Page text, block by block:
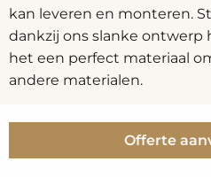
kan leveren en monteren.
dankzij ons slanke ontwerp
het een perfect materiaal
andere materialen.
Offerte